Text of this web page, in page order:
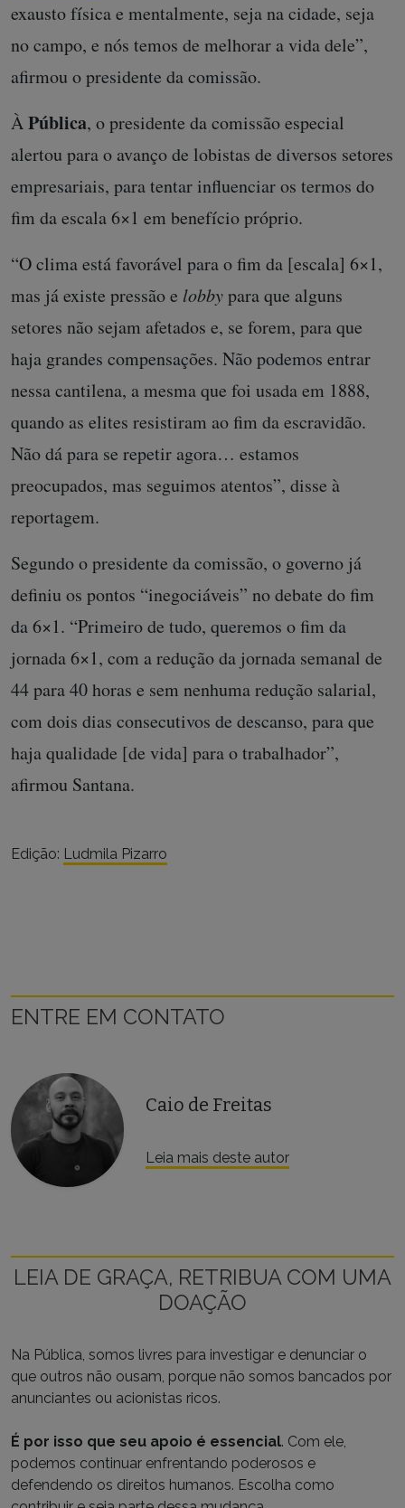
exausto física e mentalmente, seja na cidade, seja
no campo, e nós temos de melhorar a vida dele”,
afirmou o presidente da comissão.
ÀPública, o presidente da comissão especial
alertou para o avanço de lobistas de diversos setores
empresariais, para tentar influenciar os termos do
fim da escala 6×1 em benefício próprio.
“O clima está favorável para o fim da [escala] 6×1,
mas já existe pressão e lobbypara que alguns
setores não sejam afetados e, se forem, para que
haja grandes compensações. Não podemos entrar
nessa cantilena, a mesma que foi usada em 1888,
quando as elites resistiram ao fim da escravidão.
Não dá para se repetir agora… estamos
preocupados, mas seguimos atentos”, disse à
reportagem.
Segundo o presidente da comissão, o governo já
definiu os pontos “inegociáveis” no debate do fim
da 6×1. “Primeiro de tudo, queremos o fim da
jornada 6×1, com a redução da jornada semanal de
44 para 40 horas e sem nenhuma redução salarial,
com dois dias consecutivos de descanso, para que
haja qualidade [de vida] para o trabalhador”,
afirmou Santana.
Edição: Ludmila Pizarro
ENTRE EM CONTATO
Caio de Freitas
Leia mais deste autor
LEIA DE GRAÇA, RETRIBUA COM UMA
DOAÇÃO
Na Pública, somos livres para investigar e denunciar o
que outros não ousam, porque não somos bancados por
anunciantes ou acionistas ricos.
É por isso que seu apoio é essencial. Com ele,
podemos continuar enfrentando poderosos e
defendendo os direitos humanos. Escolha como